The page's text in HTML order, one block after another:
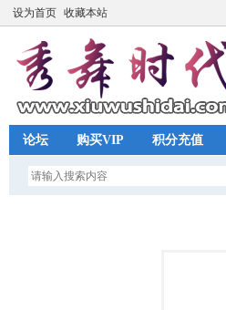
设为首页 收藏本站
论坛 购买VIP 积分充值